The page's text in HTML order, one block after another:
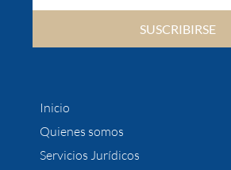
SUSCRIBIRSE
Inicio
Quienes somos
Servicios Jurídicos